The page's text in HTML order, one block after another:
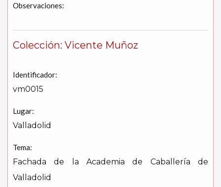
Observaciones:
Colección: Vicente Muñoz
Identificador:
vm0015
Lugar:
Valladolid
Tema:
Fachada de la Academia de Caballería de
Valladolid